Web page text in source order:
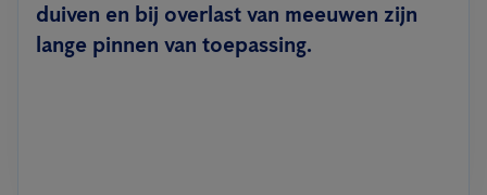
duiven en bij overlast van meeuwen zijn
lange pinnen van toepassing.